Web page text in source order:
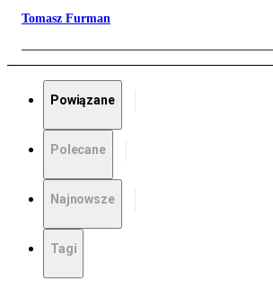
Tomasz Furman
Powiązane
Polecane
Najnowsze
Tagi